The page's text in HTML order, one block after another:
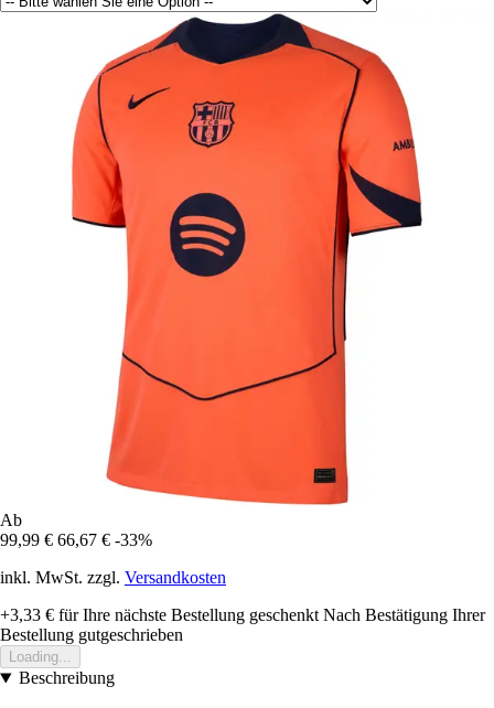
Ab
99,99 € 66,67 € -33%
inkl. MwSt. zzgl. Versandkosten
+3,33 € für Ihre nächste Bestellung geschenkt Nach Bestätigung Ihrer
Bestellung gutgeschrieben
Loading...
Beschreibung